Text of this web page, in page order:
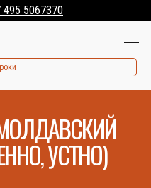
495 5067370
УСТНО)